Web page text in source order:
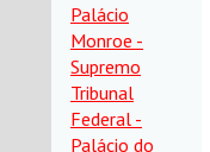
Palácio
Monroe -
Supremo
Tribunal
Federal -
Palácio do